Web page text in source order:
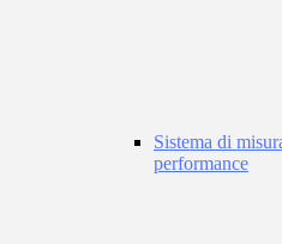
Sistema di
performance